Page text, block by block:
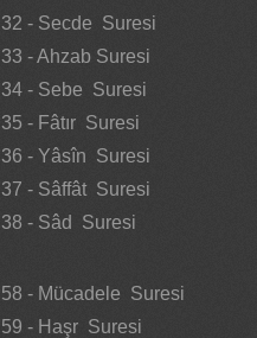
32 - Secde Suresi
33 - Ahzab Suresi
34 - Sebe Suresi
35 - Fâtır Suresi
36 - Yâsîn Suresi
37 - Sâffât Suresi
38 - Sâd Suresi
58 - Mücadele Suresi
59 - Haşr Suresi